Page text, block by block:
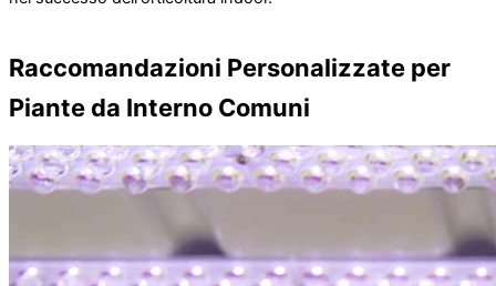
Raccomandazioni Personalizzate per
Piante da Interno Comuni